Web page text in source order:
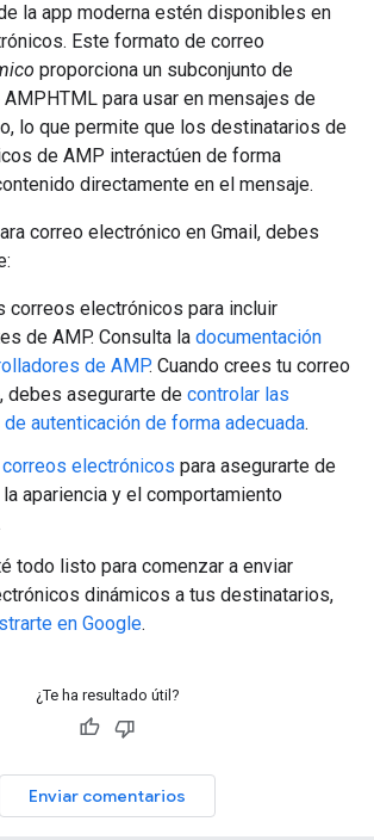
la app moderna estén disponibles en
Este formato de correo
proporciona un subconjunto de
para usar en mensajes de
lo que permite que los destinatarios de
de AMP interactúen de forma
directamente en el mensaje.
correo electrónico en Gmail, debes
correos electrónicos para incluir
de AMP. Consulta la documentación
de AMP. Cuando crees tu correo
debes asegurarte de controlar las
autenticación de forma adecuada.
electrónicos para asegurarte de
apariencia y el comportamiento
todo listo para comenzar a enviar
dinámicos a tus destinatarios,
en Google.
¿Te ha resultado útil?
Enviar comentarios